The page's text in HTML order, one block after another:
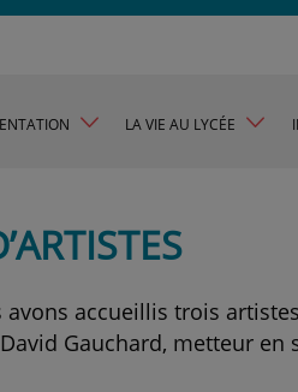
LA VIE AU LYCÉE
avons accueillis trois
Gauchard, metteur en